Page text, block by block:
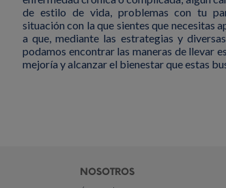
de estilo de vida, problemas con tu
situación con la que sientes que necesitas
a que, mediante las estrategias y
podamos encontrar las maneras de llevar
mejoría y alcanzar el bienestar que estas
NOSOTROS